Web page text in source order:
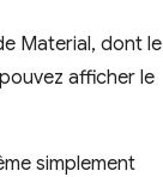
Material, dont le
afficher le
simplement